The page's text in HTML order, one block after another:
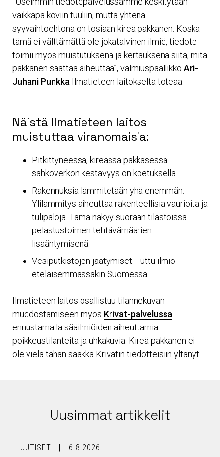
vaikkapa koviin tuuliin, mutta yhtenä
syyvaihtoehtona on tosiaan kireä pakkanen. Koska
tämä ei välttämättä ole jokatalvinen ilmiö, tiedote
toimii myös muistutuksena ja kertauksena siitä, mitä
pakkanen saattaa aiheuttaa”, valmiuspäällikkö Ari-
Juhani Punkka Ilmatieteen laitokselta toteaa.
Näistä Ilmatieteen laitos
muistuttaa viranomaisia:
Pitkittyneessä, kireässä pakkasessa
sähköverkon kestävyys on koetuksella.
Rakennuksia lämmitetään yhä enemmän.
Ylilämmitys aiheuttaa rakenteellisia vaurioita ja
tulipaloja. Tämä näkyy suoraan tilastoissa
pelastustoimen tehtävämäärien
lisääntymisenä.
Vesiputkistojen jäätymiset. Tuttu ilmiö
eteläisemmässäkin Suomessa.
Ilmatieteen laitos osallistuu tilannekuvan
muodostamiseen myös Krivat-palvelussa
ennustamalla sääilmiöiden aiheuttamia
poikkeustilanteita ja uhkakuvia. Kireä pakkanen ei
ole vielä tähän saakka Krivatin tiedotteisiin yltänyt.
Uusimmat artikkelit
UUTISET 6.8.2026